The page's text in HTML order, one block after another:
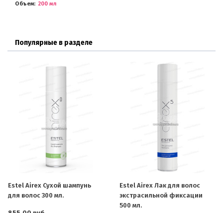
Объем
200 мл
Популярные в разделе
Estel Airex Сухой шампунь
для волос 300 мл.
Estel Airex Лак для волос
экстрасильной фиксации
500 мл.